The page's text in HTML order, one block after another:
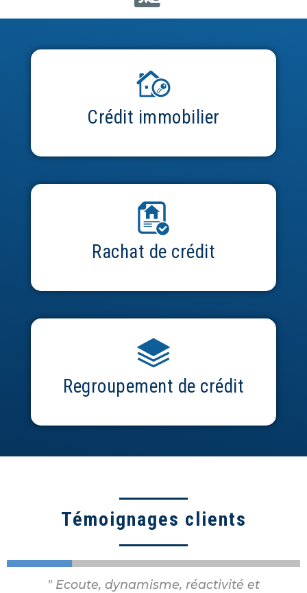
Crédit immobilier
Rachat de crédit
Regroupement de crédit
Témoignages clients
" Ecoute, dynamisme, réactivité et